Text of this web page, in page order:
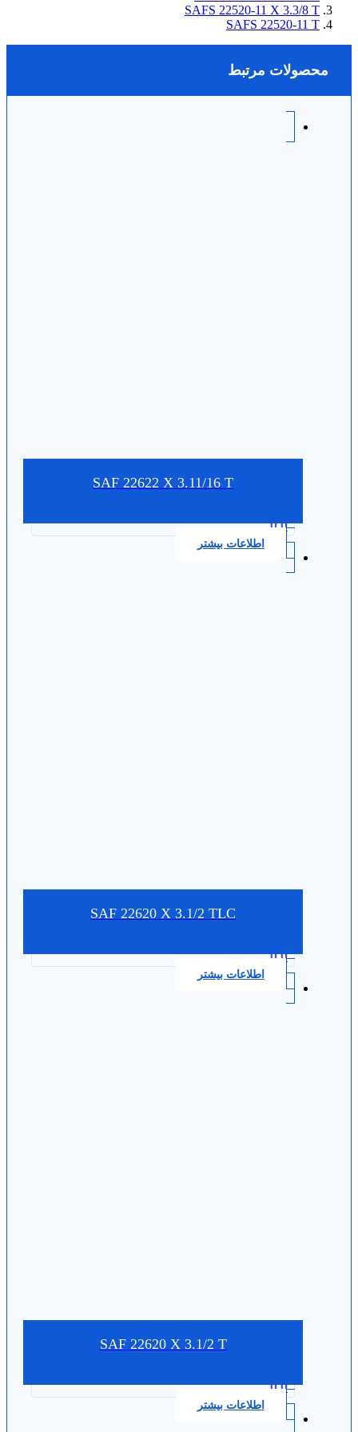
SAFS 22520-11 X 3.3/8 T
SAFS 22520-11 T
محصولات مرتبط
SAF 22622 X 3.11/16 T
0.0
اطلاعات بیشتر
SAF 22620 X 3.1/2 TLC
0.0
اطلاعات بیشتر
SAF 22620 X 3.1/2 T
0.0
اطلاعات بیشتر